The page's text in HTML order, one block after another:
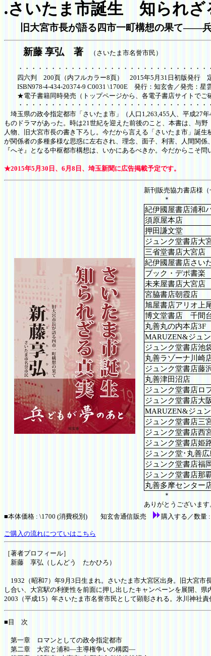
● さいたま市誕生 知られざ
旧大宮市長が語る四市一町構想の果て――兵
新藤 享弘 著 （さいたま市名誉市民）
・・・・・・・・・・・・・・・・・・・・・・・・・・・・・
四六判 200頁（内フルカラー8頁） 2015年5月31日初版発行 定
ISBN978-4-434-20374-9 C0031 \1700E 発行：知玄舎／発売：星
★電子書籍同時発売（トップページから、各電子書店サイトでご確
・・・・・・・・・・・・・・・・・・・・・・・・・・・・・
埼玉県の政令指定都市「さいたま市」（人口1,263,455人、平成27
ものドラマがあった。時は21世紀を迎えた前後のこと、本書は、与
人物、旧大宮市長の書き下ろし。今だから言える「さいたま市」誕
が関係者の多種多様な思惑に左右され、理念、面子、利害、人間関
『へそ』となる中枢都市構想は、いかにあるべきか。今だからこそ
★2015年5月30日、6月8日、埼玉新聞に広告掲載予定です。
新刊販売協力書店様（
＊
紀伊國屋書店浦和
須原屋本店
押田謙文堂
ジュンク堂書店大
三省堂書店大宮店
紀伊國屋書店さい
ブック・デポ書楽
未来屋書店大宮店
宮脇書店朝霞店
旭屋書店アリオ上
博文堂書店 千間
丸善丸の内本店
MARUZEN&ジュ
ジュンク堂書店池
丸善ラゾーナ川崎
ジュンク堂書店藤
丸善津田沼店
ジュンク堂書店ロ
ジュンク堂書店大
MARUZEN&ジュ
ジュンク堂書店三
ジュンク堂書店西
ジュンク堂書店姫
ジュンク堂･丸善
ジュンク堂書店福
ジュンク堂書店那
丸善多摩センター
＊
ありがとうございます
■本体価格 : \1700 (消費税別) 知玄舎通信販売 購入する／数量 :
ご購入の流れにつていはこちら
［著者プロフィール］
新藤 享弘（しんどう たかひろ）
1932（昭和7）年9月3日生まれ。さいたま市大宮区出身。旧大宮市
し合い、大宮駅の利便性を前面に押し出したキャンペーンを展開、
2003（平成15）年さいたま市名誉市民として顕彰される。氷川神社
■目 次
第一章 ロマンとしての政令指定都市
第二章 大宮と浦和―主導権争いの構図―